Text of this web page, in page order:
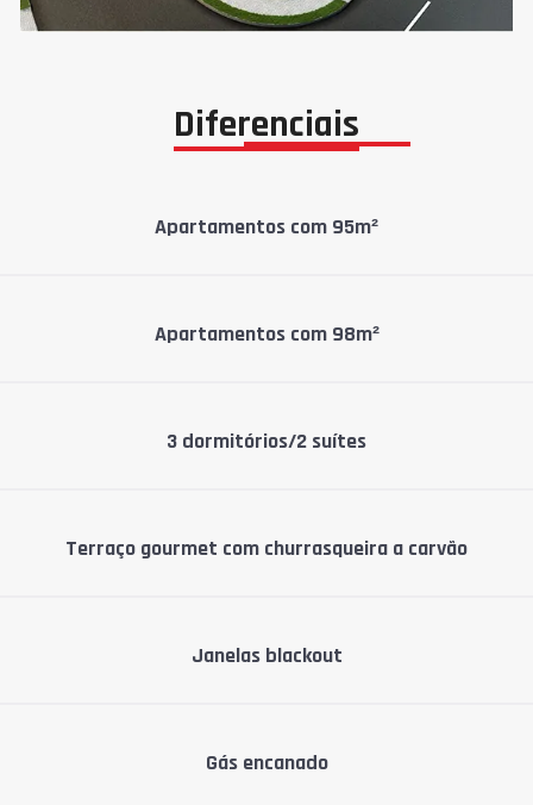
Diferenciais
Apartamentos com 95m²
Apartamentos com 98m²
3 dormitórios/2 suítes
Terraço gourmet com churrasqueira a carvão
Janelas blackout
Gás encanado